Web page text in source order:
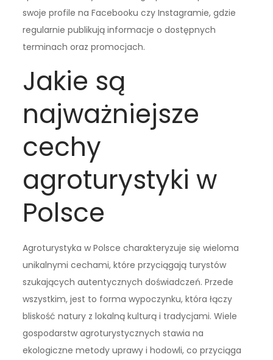
swoje profile na Facebooku czy Instagramie, gdzie
regularnie publikują informacje o dostępnych
terminach oraz promocjach.
Jakie są
najważniejsze
cechy
agroturystyki w
Polsce
Agroturystyka w Polsce charakteryzuje się wieloma
unikalnymi cechami, które przyciągają turystów
szukających autentycznych doświadczeń. Przede
wszystkim, jest to forma wypoczynku, która łączy
bliskość natury z lokalną kulturą i tradycjami. Wiele
gospodarstw agroturystycznych stawia na
ekologiczne metody uprawy i hodowli, co przyciąga